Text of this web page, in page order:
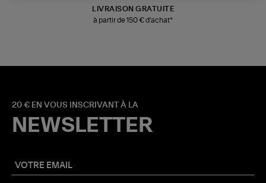
LIVRAISON GRATUITE
à partir de 150 € d'achat*
20 € EN VOUS INSCRIVANT À LA
NEWSLETTER